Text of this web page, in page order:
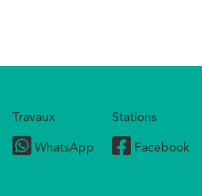
Travaux
WhatsApp
Stations
Facebook